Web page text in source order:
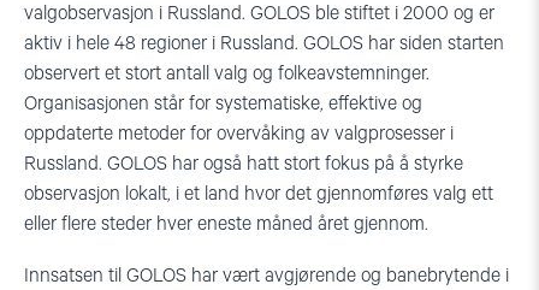
valgobservasjon i Russland. GOLOS ble stiftet i 2000 og er
aktiv i hele 48 regioner i Russland. GOLOS har siden starten
observert et stort antall valg og folkeavstemninger.
Organisasjonen står for systematiske, effektive og
oppdaterte metoder for overvåking av valgprosesser i
Russland. GOLOS har også hatt stort fokus på å styrke
observasjon lokalt, i et land hvor det gjennomføres valg ett
eller flere steder hver eneste måned året gjennom.
Innsatsen til GOLOS har vært avgjørende og banebrytende i